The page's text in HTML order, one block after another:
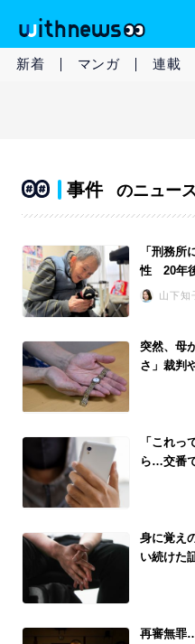
新着 マンガ 連載
事件 のニュー
「刑務所
性 20年
山下知
突然、母
さ」裁判
「これっ
ら…交番
身に覚え
い続けた
再審無罪